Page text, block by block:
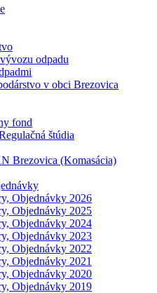
odpadu
v obci Brezovica
fond
štúdia
Brezovica (Komasácia)
Objednávky 2026
Objednávky 2025
Objednávky 2024
Objednávky 2023
Objednávky 2022
Objednávky 2021
Objednávky 2020
Objednávky 2019